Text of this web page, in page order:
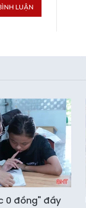
LUẬN
0 đồng" đầy